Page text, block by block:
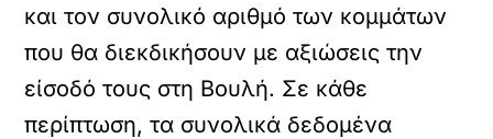
και τον συνολικό αριθμό των κομμάτων
που θα διεκδικήσουν με αξιώσεις την
είσοδό τους στη Βουλή. Σε κάθε
περίπτωση, τα συνολικά δεδομένα